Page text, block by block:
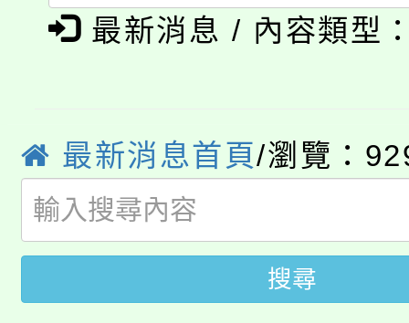
程
「本色祭」8/29、30在
局官網。
8月14至27日，桃園電
開!
115年桃園市運動會8/
田徑場及游泳池舉行。
桃園市低收入戶享有免
視費優惠，中低收入戶
大園自造教育及科技中
最新消息 / 內容類型
最新消息首頁/瀏覽：
搜尋